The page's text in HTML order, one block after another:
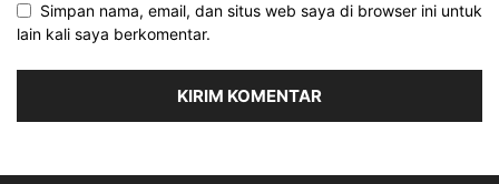
Simpan nama, email, dan situs web saya di browser ini untuk
lain kali saya berkomentar.